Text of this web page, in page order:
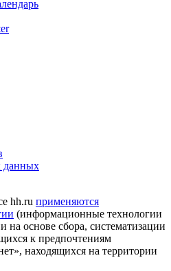
данных
hh.ru применяются
(информационные технологии
на основе сбора, систематизации
к предпочтениям
находящихся на территории